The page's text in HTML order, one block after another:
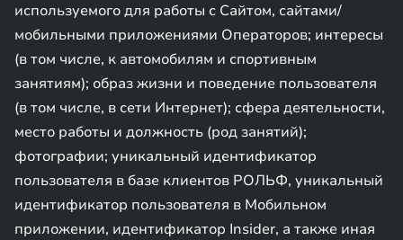
используемого для работы с Сайтом, сайтами/
мобильными приложениями Операторов; интересы
(в том числе, к автомобилям и спортивным
занятиям); образ жизни и поведение пользователя
(в том числе, в сети Интернет); сфера деятельности,
место работы и должность (род занятий);
фотографии; уникальный идентификатор
пользователя в базе клиентов РОЛЬФ, уникальный
идентификатор пользователя в Мобильном
приложении, идентификатор Insider, а также иная